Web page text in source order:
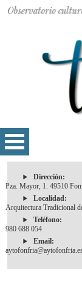
Dirección:
Pza. Mayor, 1. 49510
Localidad:
Arquitectura Tradicional
Teléfono:
980 688 054
Email: